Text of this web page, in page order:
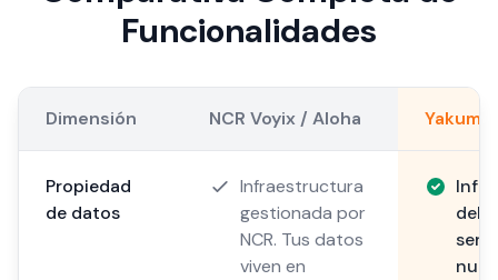
Funcionalidades
Dimensión NCR Voyix / Aloha Yakuma
Propiedad
de datos
Infraestructura
gestionada por
NCR. Tus datos
viven en
del